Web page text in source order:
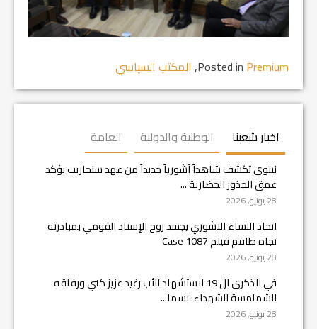
Posted in Premium
, المكتب السياسي
اخبار شعبنا الوطنية والدولية العامة
نينوى تكشف شاهداً آشورياً جديداً من عهد سنحاريب يؤكد
عمق الجذور الحضارية ...
28 يونيو, 2026
اتحاد النساء الآشوري يجسد روح الإسناد القومي بمبادرته
تجاه طاقم فيلم Case 1087
28 يونيو, 2026
في الذكرى ال 19 لاستشهاد الأب رغيد عزيز كني ورفاقه
الشمامسة الشهداء: بسما...
28 يونيو, 2026